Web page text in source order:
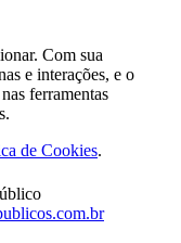
Com sua
e interações, e o
ferramentas
de Cookies.